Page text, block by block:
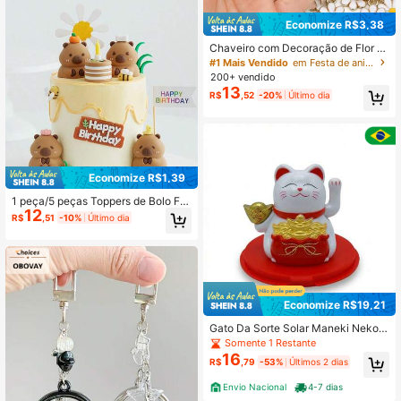
e Festas de Aniversário (Sortimento
Aleatório)
Economize R$1,39
1 peça/5 peças Toppers de Bolo Fof
os de Capivara, Tiara de Patinho La
ranja e Flor, Adequado para Decora
o, Suprimentos de Festa, Casament
o
R$12 ,51 -10% Último dia
Economize R$3,38
Chaveiro com Decoração de Flor F
ashionável 3,6cm/1,41in, Presente
do Dia das Mães, Dia de São Patríci
o, Presente Requintado de Aniversá
rio, Acessório de Bolsa, Pingente de
#1 Mais Vendido
em Festa de aniversário Pacotes de lembrancinhas d
200+ vendido
R$13 ,52 -20% Último dia
Economize R$19,21
Gato Da Sorte Solar Maneki Neko 1
Peça 7.5cm De Altura E 8cm De Bas
e Ornamento Decorativo Que Acen
a O Braço Automaticamente Sem Pi
lhas Perfeito Para Painel De Carro E
scritório Loja E Casa Amuleto De Pr
Somente 1 Restante
R$16,79 -53% Últimos 2 dias
Envio Nacional 4-7 dias